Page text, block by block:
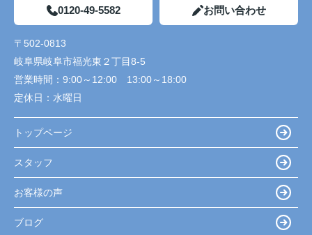
0120-49-5582 お問い合わせ
〒502-0813
岐阜県岐阜市福光東２丁目8-5
営業時間： 9:00～12:00 13:00～18:00
定休日： 水曜日
トップページ
スタッフ
お客様の声
ブログ